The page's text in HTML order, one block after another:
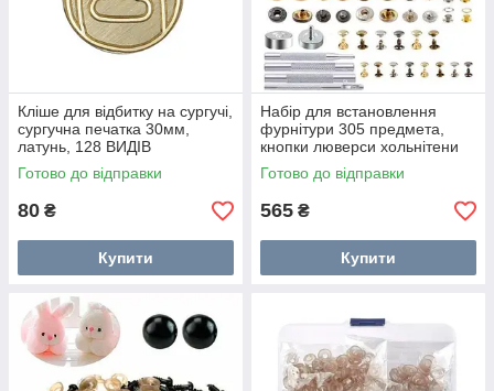
Кліше для відбитку на сургучі,
сургучна печатка 30мм,
латунь, 128 ВИДІВ
Готово до відправки
80 ₴
Купити
Набір для встановлення
фурнітури 305 предмета,
кнопки люверси хольнітени
Готово до відправки
565 ₴
Купити